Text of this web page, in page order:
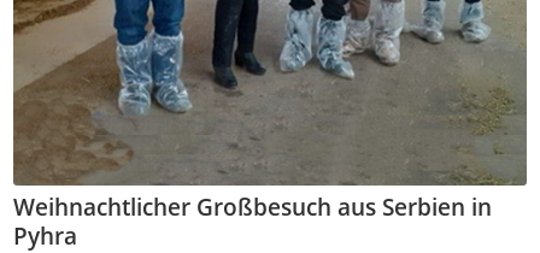
Weihnachtlicher Großbesuch aus Serbien in
Pyhra